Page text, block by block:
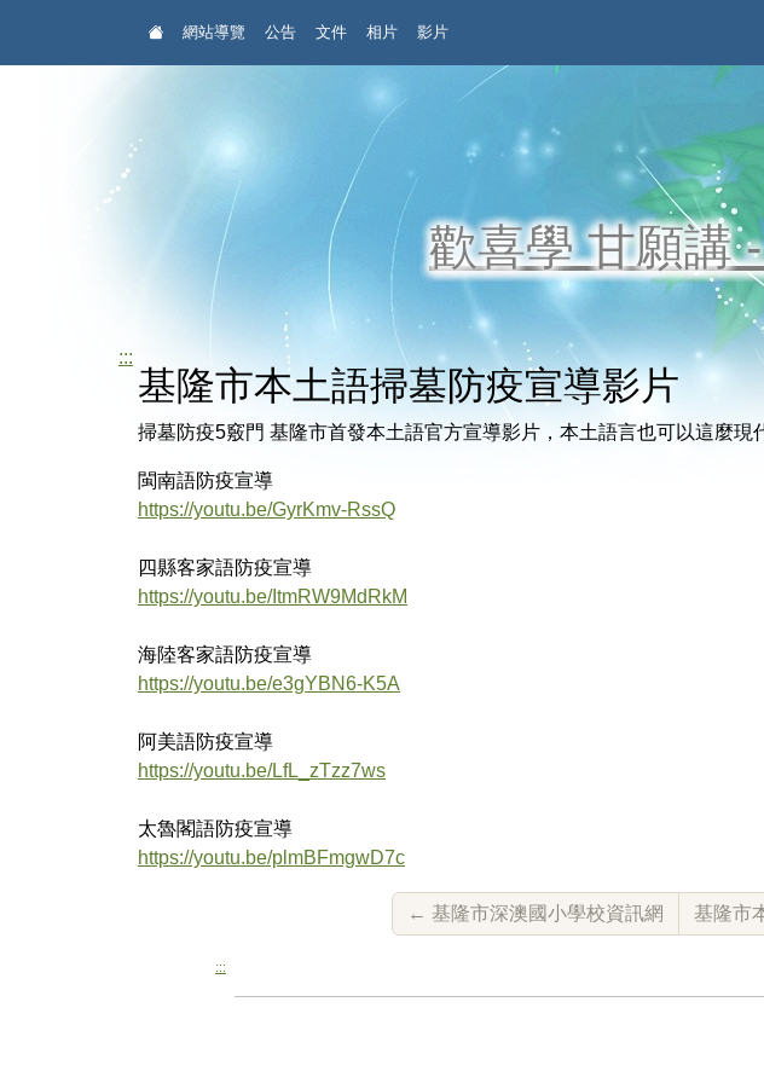
網站導覽 公告 文件 相片 影片
歡喜學 甘願講
:::
基隆市本土語掃墓防疫宣導影片
掃墓防疫5竅門 基隆市首發本土語官方宣導影片，本土語言也可以這麼現
閩南語防疫宣導
https://youtu.be/GyrKmv-RssQ
四縣客家語防疫宣導
https://youtu.be/ItmRW9MdRkM
海陸客家語防疫宣導
https://youtu.be/e3gYBN6-K5A
阿美語防疫宣導
https://youtu.be/LfL_zTzz7ws
太魯閣語防疫宣導
https://youtu.be/plmBFmgwD7c
← 基隆市深澳國小學校資訊網 基隆市
:::